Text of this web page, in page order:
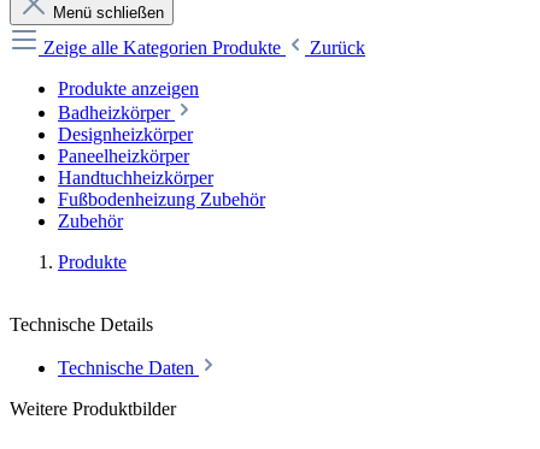
Menü schließen
Zeige alle Kategorien Produkte
Zurück
Produkte anzeigen
Badheizkörper
Designheizkörper
Paneelheizkörper
Handtuchheizkörper
Fußbodenheizung Zubehör
Zubehör
Produkte
Technische Details
Technische Daten
Weitere Produktbilder